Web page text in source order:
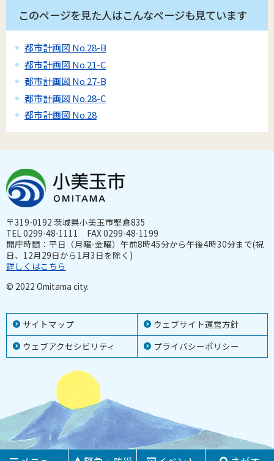
このページを見た人はこんなページも見ています
都市計画図 No.28-B
都市計画図 No.21-C
都市計画図 No.27-B
都市計画図 No.28-C
都市計画図 No.28
サイトマップ
ウェブサイト運営方針
ウェブアクセシビリティ
プライバシーポリシー
〒319-0192 茨城県小美玉市堅倉835
TEL 0299-48-1111 FAX 0299-48-1199
開庁時間：平日（月曜-金曜）午前8時45分から午後4時30分まで(祝
日、12月29日から1月3日を除く)
詳しくはこちら
© 2022 Omitama city.